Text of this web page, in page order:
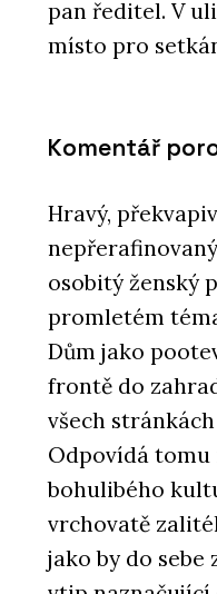
pan ředitel. V
místo pro
Komentář
Hravý,
osobitý ženský
promletém
Dům jako
frontě do
všech
Odpovídá tomu
bohulibého
vrchovatě
jako by do